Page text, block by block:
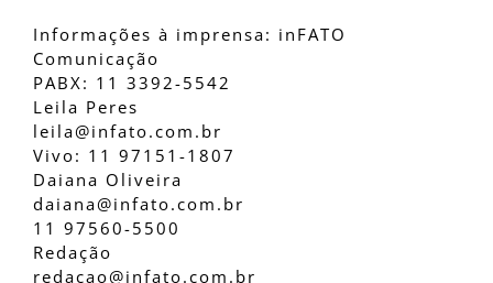
Informações à imprensa: inFATO
Comunicação
PABX: 11 3392-5542
Leila Peres
leila@infato.com.br
Vivo: 11 97151-1807
Daiana Oliveira
daiana@infato.com.br
11 97560-5500
Redação
redacao@infato.com.br